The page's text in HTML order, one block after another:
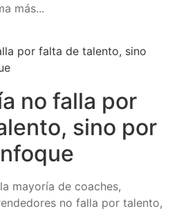
más...
no falla por
sino por
mayoría de coaches,
no falla por talento,